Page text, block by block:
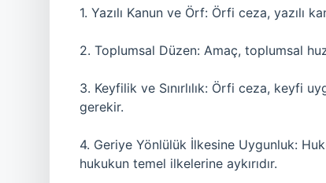
1. Yazılı Kanun ve Örf: Örfi ceza, yazılı
2. Toplumsal Düzen: Amaç, toplumsal
3. Keyfilik ve Sınırlılık: Örfi ceza, keyfi
gerekir.
4. Geriye Yönlülük İlkesine Uygunluk:
hukukun temel ilkelerine aykırıdır.